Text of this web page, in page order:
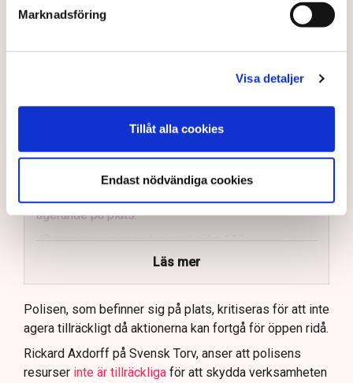
Marknadsföring
Visa detaljer
Tillåt alla cookies
Endast nödvändiga cookies
Torvtäkten i Grimsås har stoppats av aktivister
Polisen kritiseras för bristande agerande vid
agerande på plats.
40 personer misstänks med cirka 120
brottsmisstankar kopplade.
Polisen använder drönare och uniformerad polis
för att dokumentera bevis.
Samtidigt är polisarbetet komplext när det gäller
att navigera juridiska rättigheter och gränser.
Läs mer
Polisen, som befinner sig på plats, kritiseras för att inte
agera tillräckligt då aktionerna kan fortgå för öppen ridå.
Rickard Axdorff på Svensk Torv, anser att polisens
resurser inte är tillräckliga för att skydda verksamheten